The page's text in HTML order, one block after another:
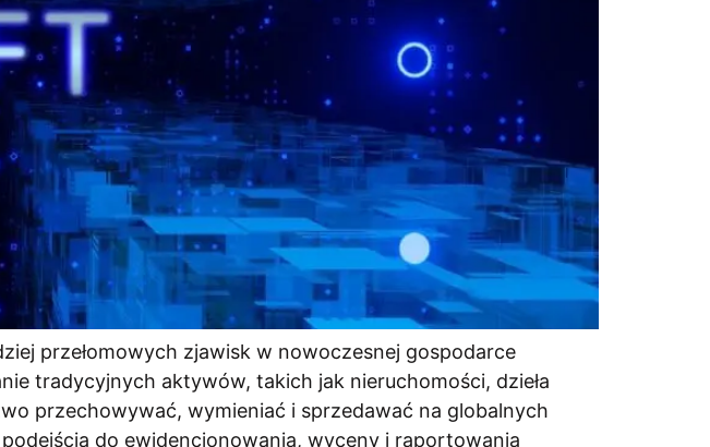
przełomowych zjawisk w nowoczesnej gospodarce
tradycyjnych aktywów, takich jak nieruchomości, dzieła
przechowywać, wymieniać i sprzedawać na globalnych
do ewidencjonowania, wyceny i raportowania